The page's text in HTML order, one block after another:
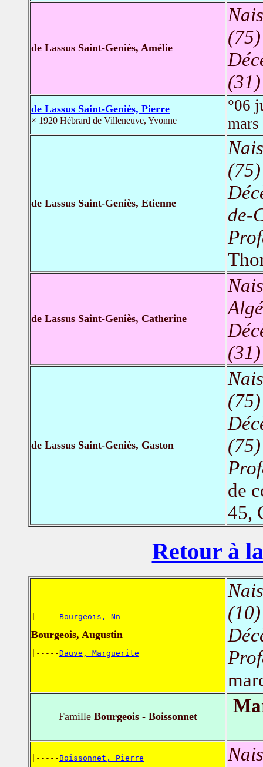
de Lassus Saint-Geniès, Amélie
(75)
(31)
de Lassus Saint-Geniès, Pierre
× 1920 Hébrard de Villeneuve, Yvonne
°06
de Lassus Saint-Geniès, Etienne
(75)
de-
de Lassus Saint-Geniès, Catherine
(31)
de Lassus Saint-Geniès, Gaston
(75)
(75)
de
45,
Retour à
|----- Bourgeois, Nn
Bourgeois, Augustin
|-----Dauve, Marguerite
(10)
FamilleBourgeois - Boissonnet
|----- Boissonnet, Pierre